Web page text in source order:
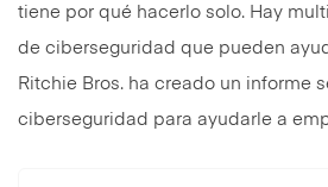
tiene por qué hacerlo solo. Hay
de ciberseguridad que pueden
Ritchie Bros. ha creado un informe
ciberseguridad para ayudarle a